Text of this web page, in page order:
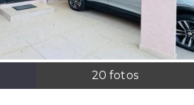
20 fotos